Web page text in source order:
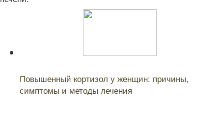
Повышенный кортизол у женщин: причины,
симптомы и методы лечения